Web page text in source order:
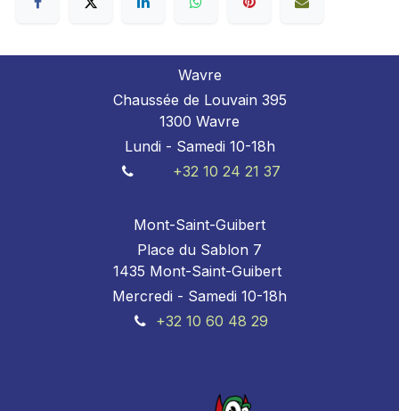
Wavre
Chaussée de Louvain 395
1300 Wavre
Lundi - Samedi 10-18h
+32 10 24 21 37
Mont-Saint-Guibert
Place du Sablon 7
1435 Mont-Saint-Guibert
Mercredi - Samedi 10-18h
+32 10 60 48 29